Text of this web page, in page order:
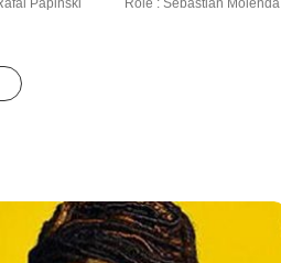
Papinski Rôle : Sebastian Molenda